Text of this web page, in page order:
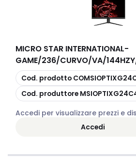
MICRO STAR INTERNATIONAL-
GAME/236/CURVO/VA/
copia
Cod. prodotto
copia
Cod. produttore
Accedi per visualizzare prezzi e
Accedi